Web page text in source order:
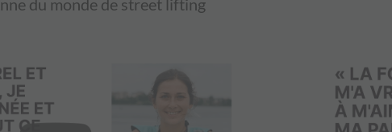
du monde de street lifting